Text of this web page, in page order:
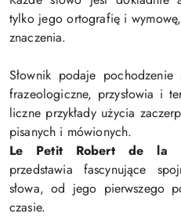
tylko jego ortografię i
znaczenia.
Słownik podaje
frazeologiczne, przysłowia i
liczne przykłady użycia
pisanych i mówionych.
Le Petit Robert de la
przedstawia fascynujące
słowa, od jego pierwszego
czasie.